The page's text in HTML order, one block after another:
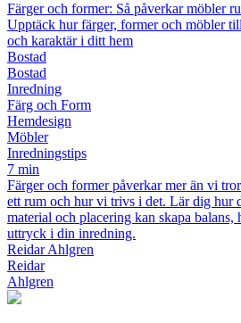
Färger och former: Så påverkar möbler
Upptäck hur färger, former och möbler
och karaktär i ditt hem
Bostad
Bostad
Inredning
Färg och Form
Hemdesign
Möbler
Inredningstips
7 min
Färger och former påverkar mer än vi
ett rum och hur vi trivs i det. Lär dig hur
material och placering kan skapa
uttryck i din inredning.
Reidar Ahlgren
Reidar
Ahlgren